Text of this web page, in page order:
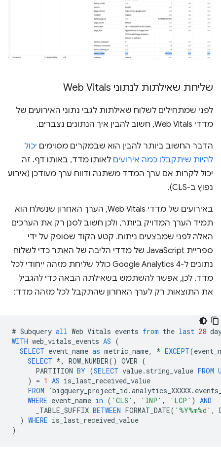
שליחת שאילתות לנתוני Web Vitals
לפני שמתחילים לשלוח שאילתות לגבי נתוני האירועים של
מדדי Web Vitals, חשוב להבין איך הנתונים נצברים.
הדבר החשוב ביותר להבין הוא שבמקרים מסוימים יכול
להיות שיתקבלו כמה אירועים לאותו מדד, באותו דף. זה
יכול לקרות אם ערך המדד משתנה ודווח ערך מעודכן (אירוע
נפוץ ב-CLS).
באירועים של מדדי Web Vitals, הערך האחרון שנשלח הוא
תמיד הערך המדויק ביותר, ולכן חשוב לסנן רק את הערכים
האלה לפני שמבצעים ניתוח. קטע הקוד שסופק על ידי
ספריית JavaScript של מדדי הליבה של האתר כדי לשלוח
נתונים ל-Google Analytics 4 כולל שליחת מזהה ייחודי לכל
מדד. לכן, אפשר להשתמש בשאילתה הבאה כדי להגביל
את התוצאות רק לערך האחרון שהתקבל לכל מזהה מדד:
# Subquery all Web Vitals events from the last 28
WITH web_vitals_events AS (
SELECT event_name as metric_name, * EXCEPT(
SELECT *, ROW_NUMBER() OVER (
PARTITION BY (SELECT value. string_value FROM
)
= 1 AS is_last_received_value
FROM
`bigquery_project_id .analytics_XXXXX.
WHERE event_name in ( 'CLS' , 'INP' , 'LCP' )
AND
_TABLE_SUFFIX BETWEEN FORMAT_DATE( '%Y%m%d' ,
) WHERE is_last_received_value
)